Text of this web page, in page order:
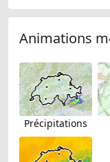
Animations
Précipitations